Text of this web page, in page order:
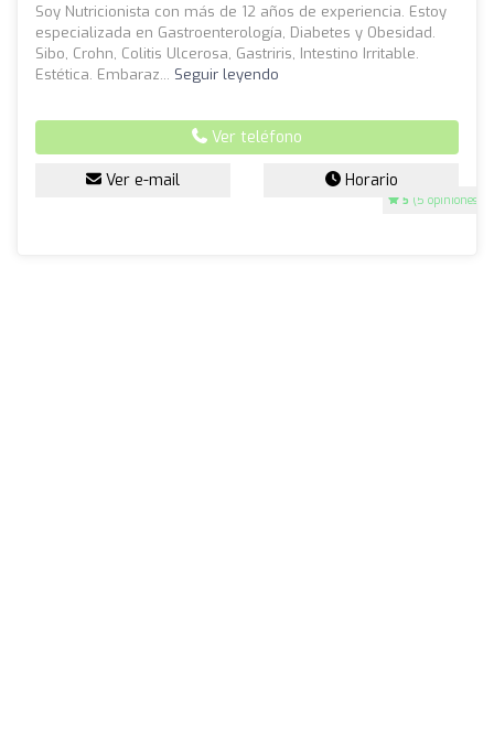
5 (5 opiniones)
Soy Nutricionista con más de 12 años de experiencia. Estoy
especializada en Gastroenterología, Diabetes y Obesidad.
Sibo, Crohn, Colitis Ulcerosa, Gastriris, Intestino Irritable.
Estética. Embaraz... Seguir leyendo
Ver teléfono
Ver e-mail Horario